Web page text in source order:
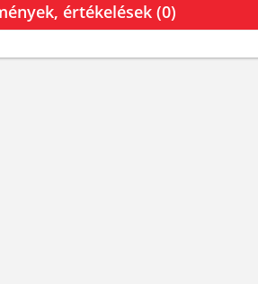
értékelések (0)